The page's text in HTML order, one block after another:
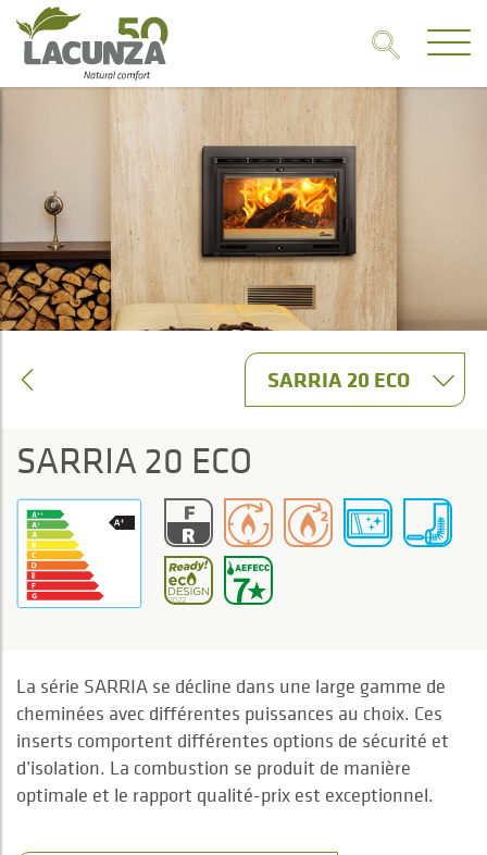
SARRIA 20 ECO
SARRIA 20 ECO
La série SARRIA se décline dans une large gamme de
cheminées avec différentes puissances au choix. Ces
inserts comportent différentes options de sécurité et
d’isolation. La combustion se produit de manière
optimale et le rapport qualité-prix est exceptionnel.